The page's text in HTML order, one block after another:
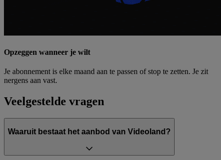
Opzeggen wanneer je wilt
Je abonnement is elke maand aan te passen of stop te zetten. Je zit
nergens aan vast.
Veelgestelde vragen
Waaruit bestaat het aanbod van Videoland?